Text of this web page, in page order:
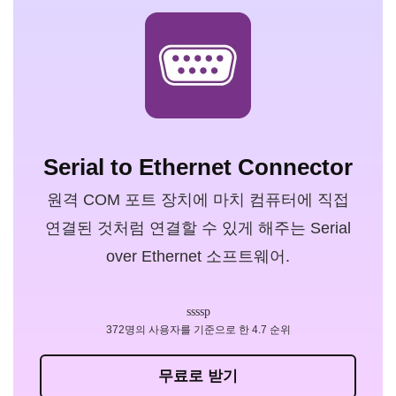
Serial to Ethernet Connector
원격 COM 포트 장치에 마치 컴퓨터에 직접
연결된 것처럼 연결할 수 있게 해주는 Serial
over Ethernet 소프트웨어.
무료로 받기
372명의 사용자를 기준으로 한 4.7 순위